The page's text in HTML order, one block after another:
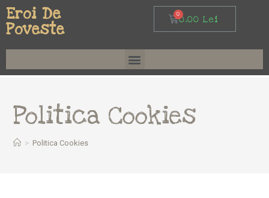
Eroi De
Poveste
0,00Lei
Politica Cookies
> Politica Cookies